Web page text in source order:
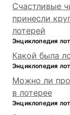
Счастливые
принесли
лотерей
Энциклопедия
Какой была
Энциклопедия
Можно ли
в лотерее
Энциклопедия